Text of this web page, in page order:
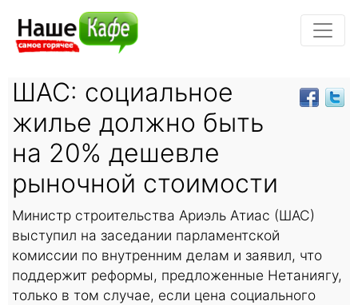
ШАС: социальное
жилье должно быть
на 20% дешевле
рыночной стоимости
Министр строительства Ариэль Атиас (ШАС)
выступил на заседании парламентской
комиссии по внутренним делам и заявил, что
поддержит реформы, предложенные Нетаниягу,
только в том случае, если цена социального